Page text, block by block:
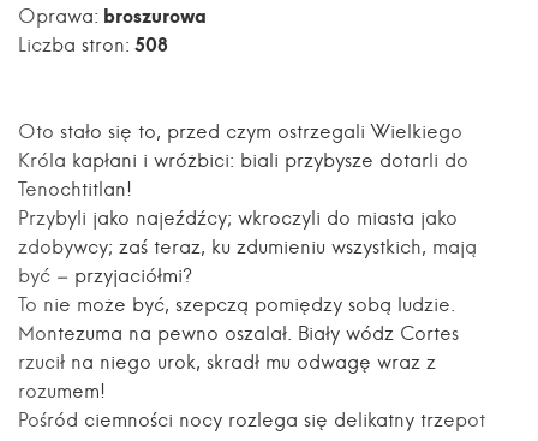
Oprawa: broszurowa
Liczba stron: 508
Oto stało się to, przed czym ostrzegali Wielkiego
Króla kapłani i wróżbici: biali przybysze dotarli do
Tenochtitlan!
Przybyli jako najeźdźcy; wkroczyli do miasta jako
zdobywcy; zaś teraz, ku zdumieniu wszystkich, mają
być – przyjaciółmi?
To nie może być, szepczą pomiędzy sobą ludzie.
Montezuma na pewno oszalał. Biały wódz Cortes
rzucił na niego urok, skradł mu odwagę wraz z
rozumem!
Pośród ciemności nocy rozlega się delikatny trzepot